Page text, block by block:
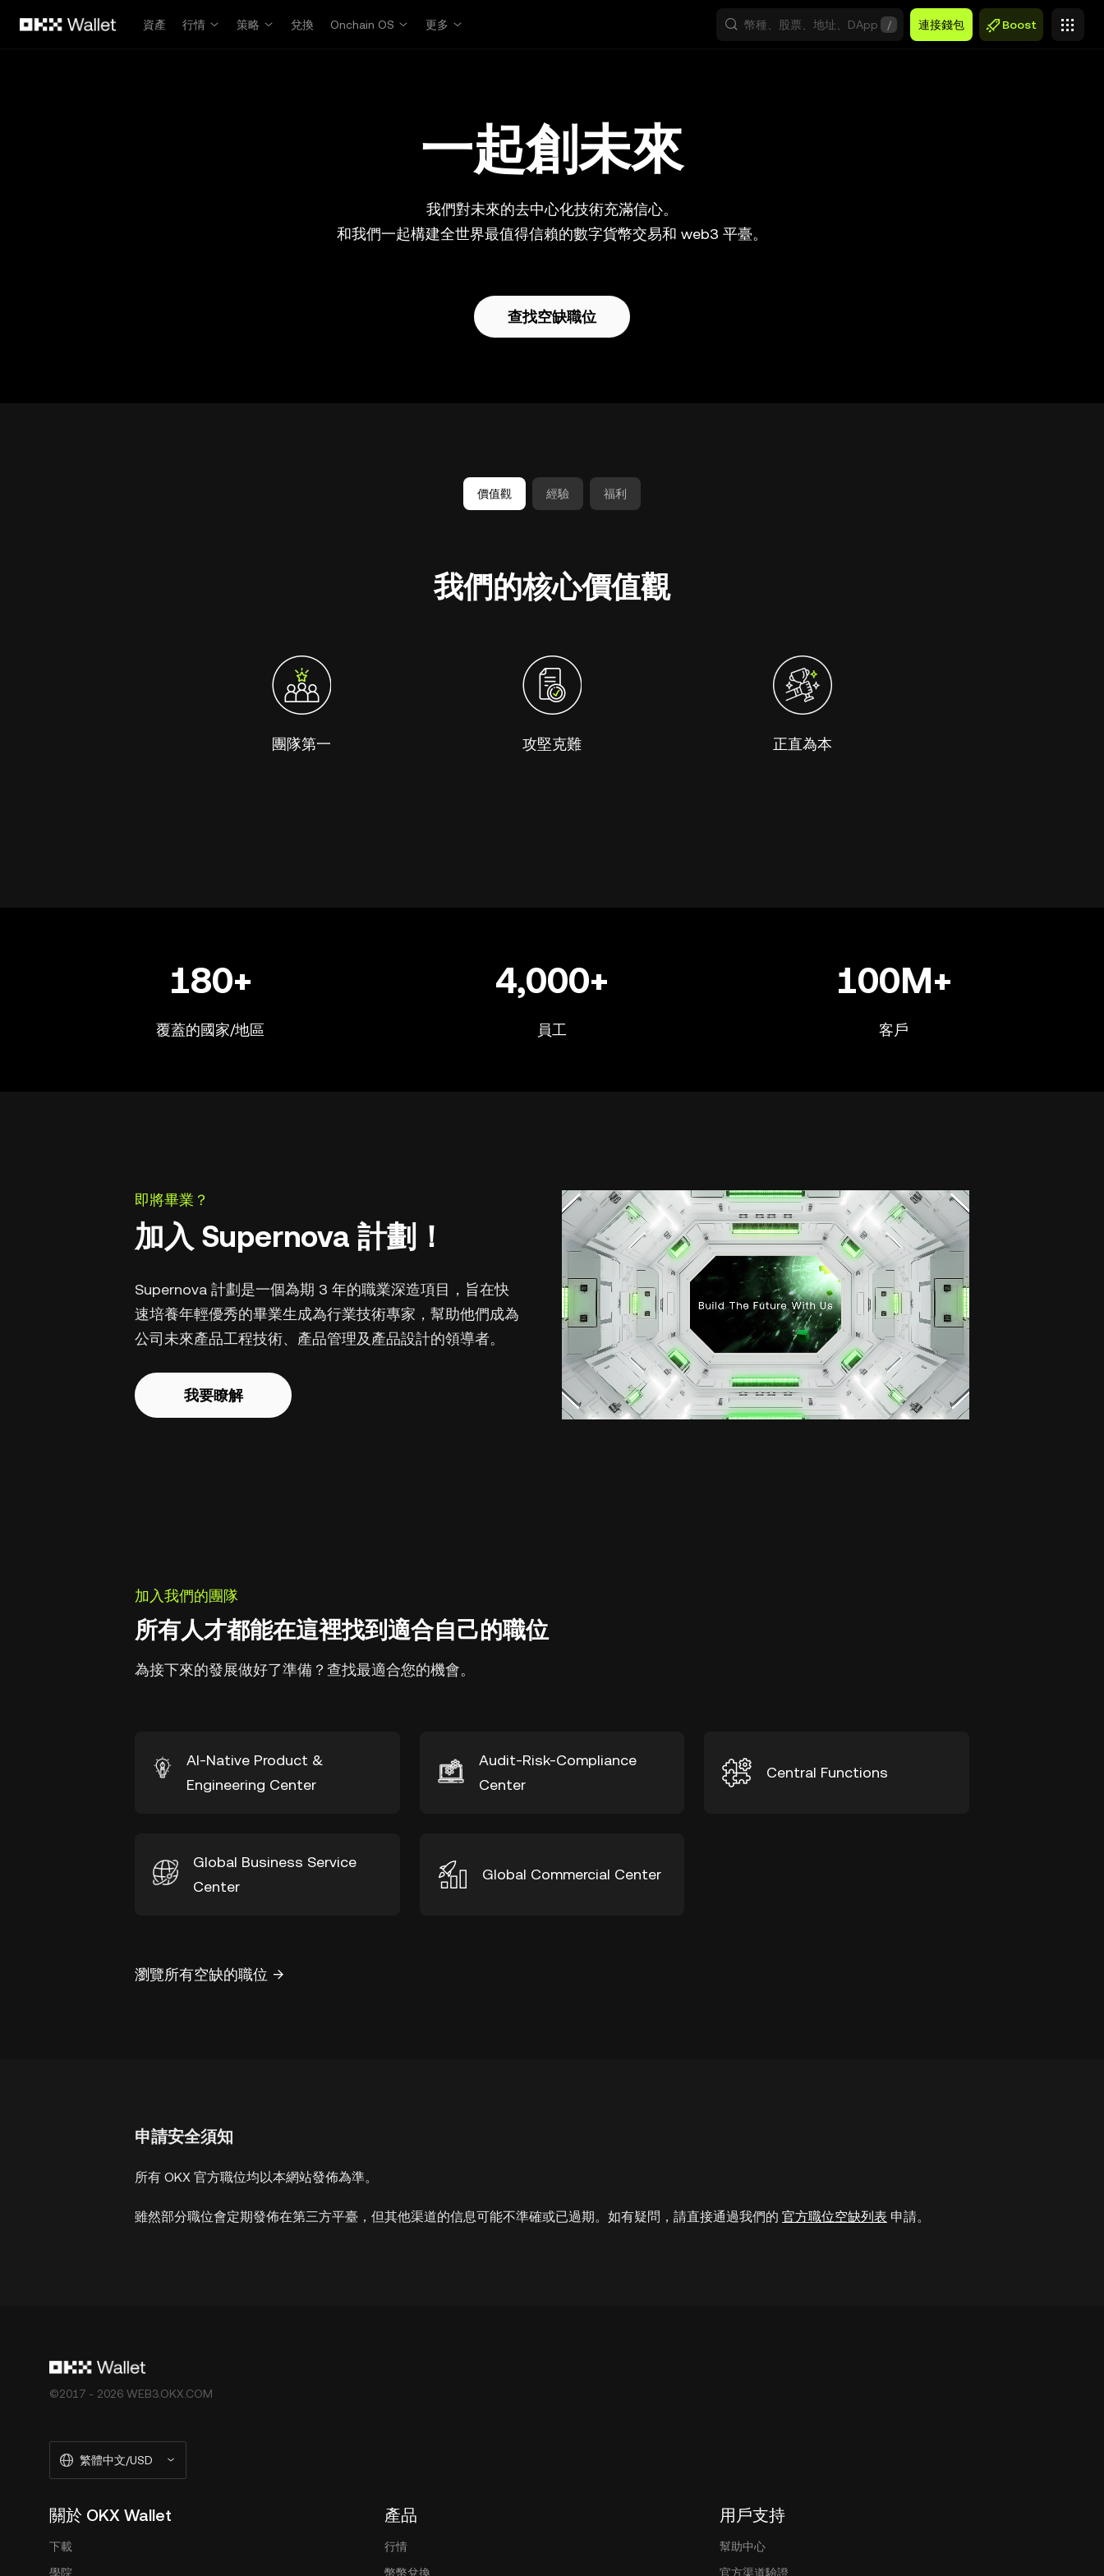
資產
行情 策略 兌換 Onchain OS 更多 / 連接錢包 Boost
一起創未來
我們對未來的去中心化技術充滿信心。
和我們一起構建全世界最值得信賴的數字貨幣交易和 web3 平臺。
查找空缺職位
價值觀 經驗 福利
我們的核心價值觀
團隊第一 攻堅克難 正直為本
180+
覆蓋的國家/地區
4,000+
員工
100M+
客戶
即將畢業？
加入 Supernova 計劃！
Supernova 計劃是一個為期 3 年的職業深造項目，旨在快
速培養年輕優秀的畢業生成為行業技術專家，幫助他們成為
公司未來產品工程技術、產品管理及產品設計的領導者。
我要瞭解
加入我們的團隊
所有人才都能在這裡找到適合自己的職位
為接下來的發展做好了準備？查找最適合您的機會。
AI-Native Product &
Engineering Center
Audit-Risk-Compliance
Center
Central Functions
Global Business Service
Center
Global Commercial Center
瀏覽所有空缺的職位
申請安全須知
所有 OKX 官方職位均以本網站發佈為準。
雖然部分職位會定期發佈在第三方平臺，但其他渠道的信息可能不準確或已過期。如有疑問，請直接通過我們的 官方職位空缺列表 申請。
©2017 - 2026 WEB3.OKX.COM
繁體中文/USD
關於 OKX Wallet
下載
學院
產品
行情
幣幣兌換
用戶支持
幫助中心
官方渠道驗證